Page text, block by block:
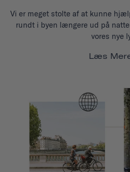
Vi er meget stolte af at kunne
rundt i byen længere ud på
vores nye
Læs